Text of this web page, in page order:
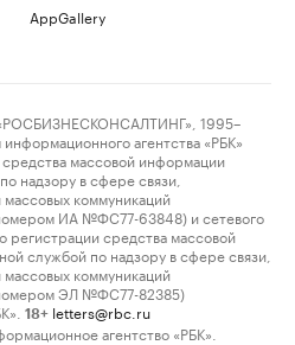
AppGallery
1995–
агентства «РБК»
массовой информации
надзору в сфере связи,
коммуникаций
ИА №ФС77-63848) и сетевого
регистрации средства массовой
службой по надзору в сфере связи,
коммуникаций
ЭЛ №ФС77-82385)
18+ letters@rbc.ru
агентство «РБК».